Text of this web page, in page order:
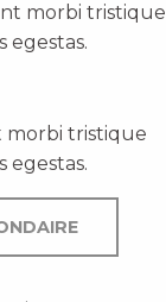
morbi tristique
egestas.
morbi tristique
egestas.